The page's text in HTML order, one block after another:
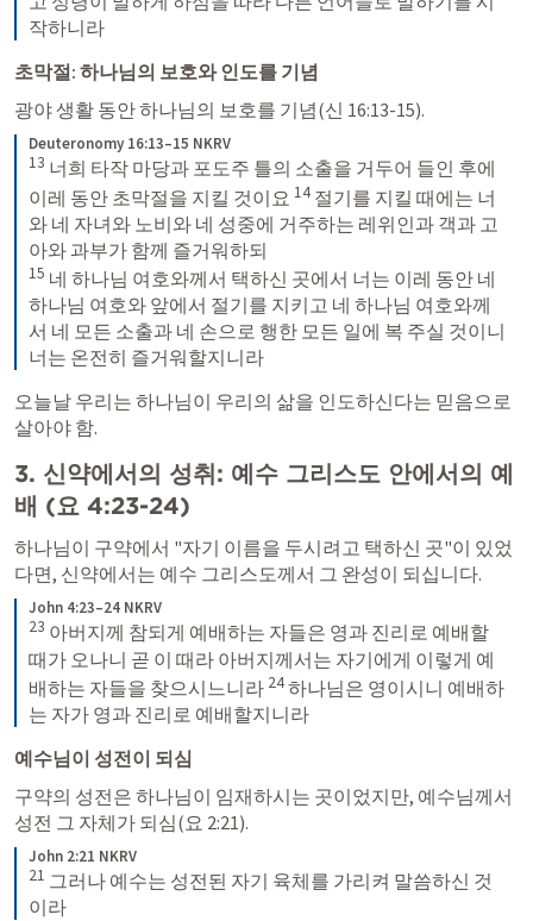
작하니라
초막절: 하나님의 보호와 인도를 기념
광야 생활 동안 하나님의 보호를 기념(신 16:13-15).
Deuteronomy 16:13–15 NKRV
13 너희 타작 마당과 포도주 틀의 소출을 거두어 들인 후에
이레 동안 초막절을 지킬 것이요 14 절기를 지킬 때에는 너
와 네 자녀와 노비와 네 성중에 거주하는 레위인과 객과 고
15 네 하나님 여호와께서 택하신 곳에서 너는 이레 동안 네
하나님 여호와 앞에서 절기를 지키고 네 하나님 여호와께
서 네 모든 소출과 네 손으로 행한 모든 일에 복 주실 것이니
너는 온전히 즐거워할지니라
오늘날 우리는 하나님이 우리의 삶을 인도하신다는 믿음으로
살아야 함.
3. 신약에서의 성취: 예수 그리스도 안에서의 예
배 (요 4:23-24)
하나님이 구약에서 "자기 이름을 두시려고 택하신 곳"이 있었
다면, 신약에서는 예수 그리스도께서 그 완성이 되십니다.
John 4:23–24 NKRV
23 아버지께 참되게 예배하는 자들은 영과 진리로 예배할
때가 오나니 곧 이 때라 아버지께서는 자기에게 이렇게 예
배하는 자들을 찾으시느니라 24 하나님은 영이시니 예배하
는 자가 영과 진리로 예배할지니라
예수님이 성전이 되심
구약의 성전은 하나님이 임재하시는 곳이었지만, 예수님께서
성전 그 자체가 되심(요 2:21).
John 2:21 NKRV
21 그러나 예수는 성전된 자기 육체를 가리켜 말씀하신 것
이라